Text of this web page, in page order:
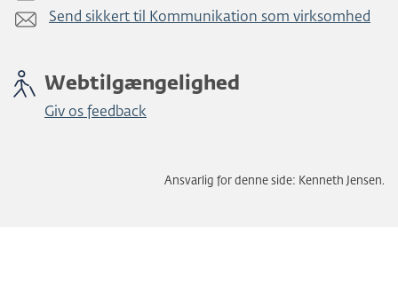
Send sikkert til Kommunikation som virksomhed
Webtilgængelighed
Giv os feedback
Ansvarlig for denne side: Kenneth Jensen.